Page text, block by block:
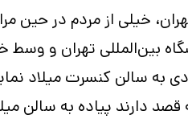
خیلی از مردم در
به سالن کنسرت میلاد
دارند پیاده به سالن